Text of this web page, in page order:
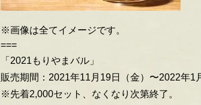
※画像は全てイメージです。
===
「2021もりやまバル」
販売期間：2021年11月19日（金）〜2022年1
※先着2,000セット、 なくなり次第終了。